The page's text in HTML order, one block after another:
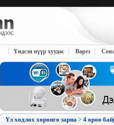
Үндсэн нүүр хуудас Варез
Үл хөдлөх хөрөнгө зарна > 4 өрөө